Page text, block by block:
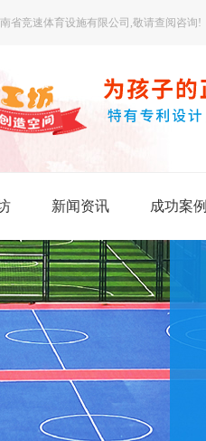
省竞速体育设施有限公司,敬请查阅咨询!
新闻资讯 成功案例